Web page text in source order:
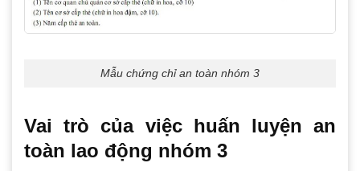
Mẫu chứng chỉ an toàn nhóm 3
Vai trò của việc huấn luyện an
toàn lao động nhóm 3